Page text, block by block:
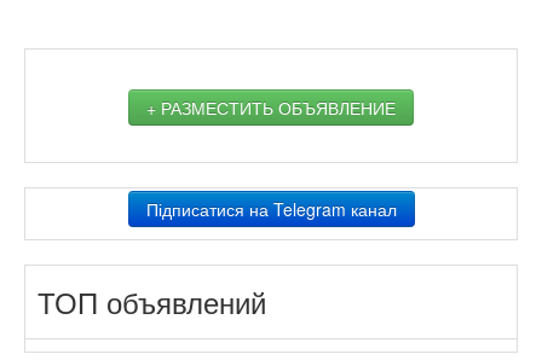
+ РАЗМЕСТИТЬ ОБЪЯВЛЕНИЕ
Підписатися на Telegram канал
ТОП объявлений